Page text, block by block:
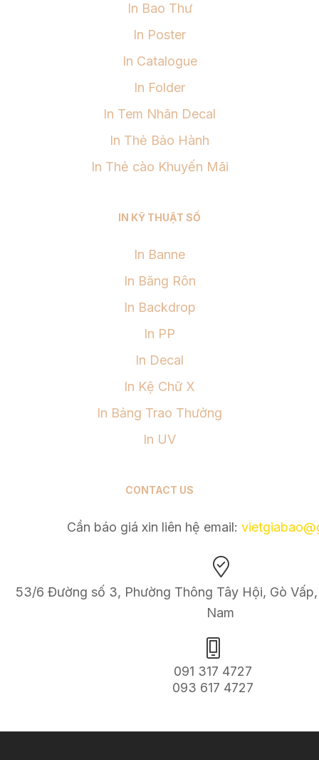
In Bao Thư
In Poster
In Catalogue
In Folder
In Tem Nhãn Decal
In Thẻ Bảo Hành
In Thẻ cào Khuyến Mãi
IN KỸ THUẬT SỐ
In Banne
In Băng Rôn
In Backdrop
In PP
In Decal
In Kệ Chữ X
In Bảng Trao Thưởng
In UV
CONTACT US
Cần báo giá xin liên hệ email: v
53/6 Đường số 3, Phường Thông Tây Hội, Gò
Nam
091 317 4727
093 617 4727